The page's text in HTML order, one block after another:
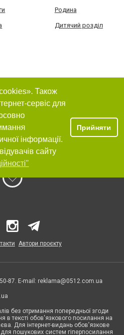
Родина
Дитячий розділ
Також
сервіс для
інформації.
сайту
Прийняти
Автори проєкту
87. E-mail: reklama@0512.com.ua
без отримання попередньої згоди
в тексті обов'язкового посилання на
Для інтернет-видань обов'язкове
пошукових систем гіперпосилання